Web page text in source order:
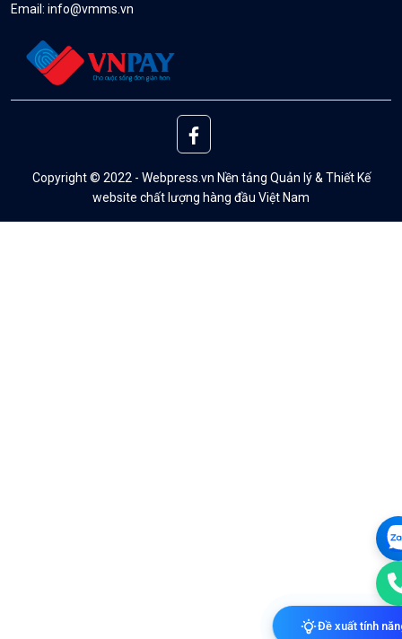
Email: info@vmms.vn
Copyright © 2022 - Webpress.vn Nền tảng Quản lý & Thiết Kế
website chất lượng hàng đầu Việt Nam
Đề xuất tính